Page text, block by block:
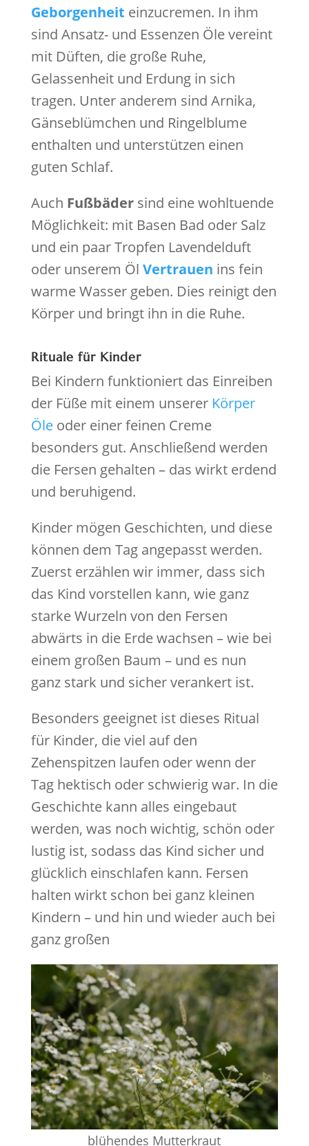
Geborgenheit einzucremen. In ihm
sind Ansatz- und Essenzen Öle vereint
mit Düften, die große Ruhe,
Gelassenheit und Erdung in sich
tragen. Unter anderem sind Arnika,
Gänseblümchen und Ringelblume
enthalten und unterstützen einen
guten Schlaf.
Auch Fußbädersind eine wohltuende
Möglichkeit: mit Basen Bad oder Salz
und ein paar Tropfen Lavendelduft
oder unserem Öl Vertrauen ins fein
warme Wasser geben. Dies reinigt den
Körper und bringt ihn in die Ruhe.
Rituale für Kinder
Bei Kindern funktioniert das Einreiben
der Füße mit einem unserer Körper
Öle oder einer feinen Creme
besonders gut. Anschließend werden
die Fersen gehalten – das wirkt erdend
und beruhigend.
Kinder mögen Geschichten, und diese
können dem Tag angepasst werden.
Zuerst erzählen wir immer, dass sich
das Kind vorstellen kann, wie ganz
starke Wurzeln von den Fersen
abwärts in die Erde wachsen – wie bei
einem großen Baum – und es nun
ganz stark und sicher verankert ist.
Besonders geeignet ist dieses Ritual
für Kinder, die viel auf den
Zehenspitzen laufen oder wenn der
Tag hektisch oder schwierig war. In die
Geschichte kann alles eingebaut
werden, was noch wichtig, schön oder
lustig ist, sodass das Kind sicher und
glücklich einschlafen kann. Fersen
halten wirkt schon bei ganz kleinen
Kindern – und hin und wieder auch bei
ganz großen
blühendes Mutterkraut